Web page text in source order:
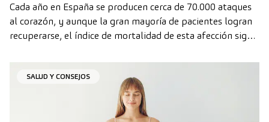
Cada año en España se producen cerca de 70.000 ataques
al corazón, y aunque la gran mayoría de pacientes logran
recuperarse, el índice de mortalidad de esta afección sigue
SALUD Y CONSEJOS